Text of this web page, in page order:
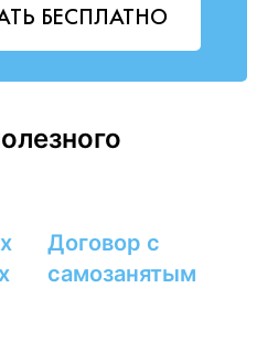
БЕСПЛАТНО
Договор с
самозанятым